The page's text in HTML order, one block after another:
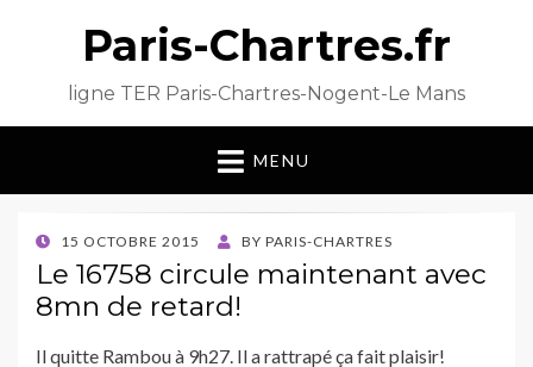
Paris-Chartres.fr
ligne TER Paris-Chartres-Nogent-Le Mans
MENU
POSTED
ON
15 OCTOBRE 2015 BY PARIS-CHARTRES
Le 16758 circule maintenant avec
8mn de retard!
Il quitte Rambou à 9h27. Il a rattrapé ça fait plaisir!